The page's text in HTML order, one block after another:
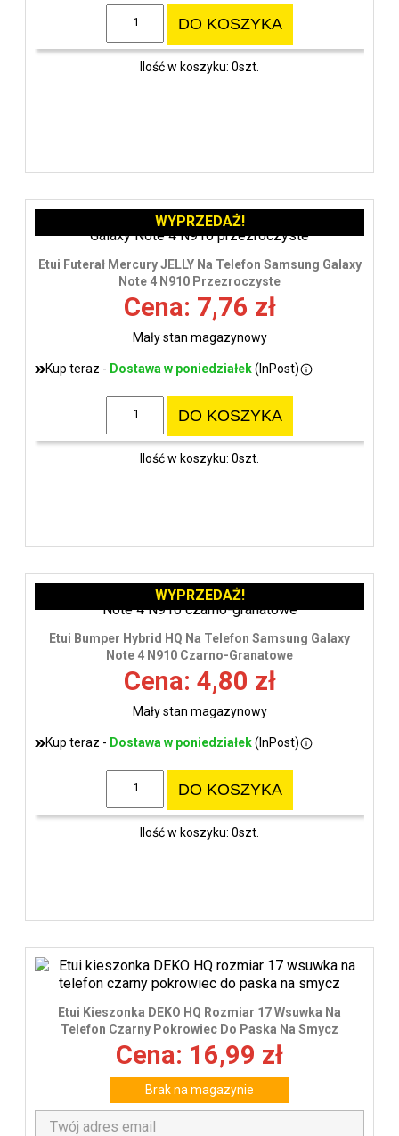
DO KOSZYKA
Ilość w koszyku: 0szt.
Etui Futerał Mercury JELLY Na Telefon Samsung Galaxy
Note 4 N910 Przezroczyste
Cena: 7,76 zł
Mały stan magazynowy
Kup teraz - Dostawa w poniedziałek(InPost)
DO KOSZYKA
Ilość w koszyku: 0szt.
WYPRZEDAŻ!
Etui Bumper Hybrid HQ Na Telefon Samsung Galaxy
Note 4 N910 Czarno-Granatowe
Cena: 4,80 zł
Mały stan magazynowy
Kup teraz - Dostawa w poniedziałek(InPost)
DO KOSZYKA
Ilość w koszyku: 0szt.
WYPRZEDAŻ!
Etui Kieszonka DEKO HQ Rozmiar 17 Wsuwka Na
Telefon Czarny Pokrowiec Do Paska Na Smycz
Cena: 16,99 zł
Brak na magazynie